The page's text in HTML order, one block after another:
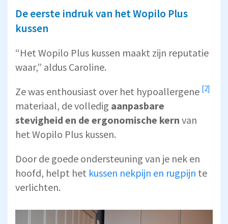
De eerste indruk van het Wopilo Plus
kussen
“Het Wopilo Plus kussen maakt zijn reputatie
waar,” aldus Caroline.
Ze was enthousiast over het hypoallergene [2]
materiaal, de volledig aanpasbare
stevigheid en de ergonomische kern van
het Wopilo Plus kussen.
Door de goede ondersteuning van je nek en
hoofd, helpt het kussen nekpijn en rugpijn te
verlichten.